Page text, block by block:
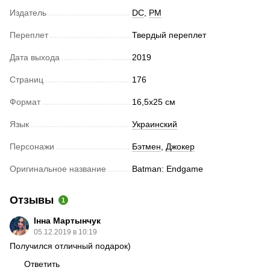
Издатель DC, РМ
Переплет Твердый переплет
Дата выхода 2019
Страниц 176
Формат 16,5х25 см
Язык Украинский
Персонажи Бэтмен, Джокер
Оригинальное название Batman: Endgame
Отзывы 1
Інна Мартынчук
05.12.2019 в 10:19
Получился отличный подарок)
Ответить